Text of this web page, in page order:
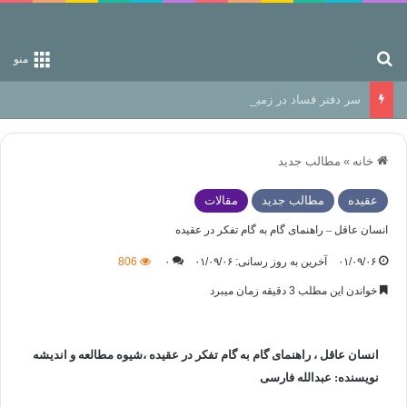
منو
سر دفتر فساد در زمین‌، دوری وکناره‌گیری از راه خداست‌!
خانه » مطالب جدید
عقیده مطالب جدید مقالات
انسان عاقل – راهنمای گام به گام تفکر در عقیده
۰۱/۰۹/۰۶ آخرین به روز رسانی: ۰۱/۰۹/۰۶ ۰ 806
خواندن این مطلب 3 دقیقه زمان میبرد
انسان عاقل ، راهنمای گام به گام تفکر در عقیده ،شیوه مطالعه و اندیشه
نویسنده: عبدالله فارسی